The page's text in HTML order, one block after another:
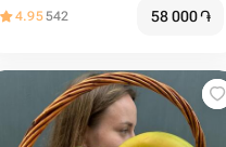
4.95542 58 000֏